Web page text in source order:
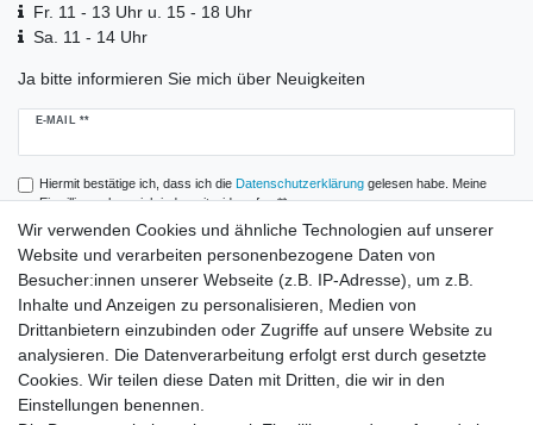
Fr. 11 - 13 Uhr u. 15 - 18 Uhr
Sa. 11 - 14 Uhr
Ja bitte informieren Sie mich über Neuigkeiten
E-MAIL **
Newsletter
Hiermit bestätige ich, dass ich die Daten­schutz­erklärunggelesen habe. Meine
Einwilligung kann ich jederzeit widerrufen.**
Abonnieren
** Hierbei handelt es sich um ein Pflichtfeld.
Zahlung und Versand
Wir verwenden Cookies und ähnliche Technologien auf unserer
Website und verarbeiten personenbezogene Daten von
Besucher:innen unserer Webseite (z.B. IP-Adresse), um z.B.
Inhalte und Anzeigen zu personalisieren, Medien von
Drittanbietern einzubinden oder Zugriffe auf unsere Website zu
analysieren. Die Datenverarbeitung erfolgt erst durch gesetzte
Cookies. Wir teilen diese Daten mit Dritten, die wir in den
Einstellungen benennen.